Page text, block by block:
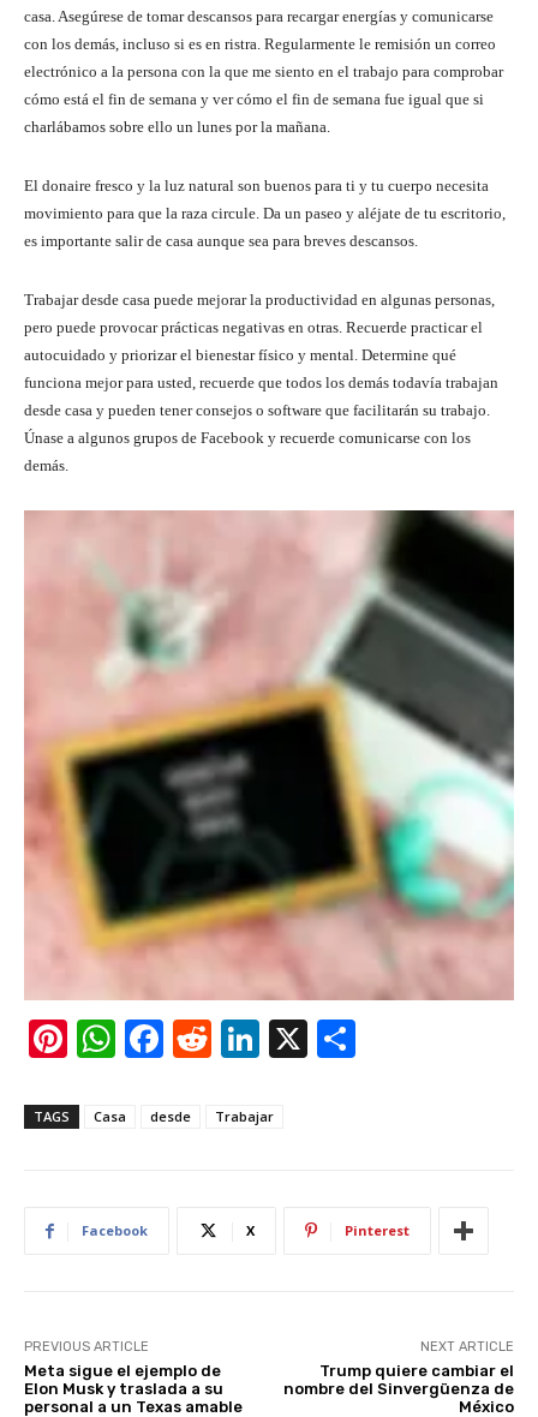
casa. Asegúrese de tomar descansos para recargar energías y comunicarse
con los demás, incluso si es en ristra. Regularmente le remisión un correo
electrónico a la persona con la que me siento en el trabajo para comprobar
cómo está el fin de semana y ver cómo el fin de semana fue igual que si
charlábamos sobre ello un lunes por la mañana.
El donaire fresco y la luz natural son buenos para ti y tu cuerpo necesita
movimiento para que la raza circule. Da un paseo y aléjate de tu escritorio,
es importante salir de casa aunque sea para breves descansos.
Trabajar desde casa puede mejorar la productividad en algunas personas,
pero puede provocar prácticas negativas en otras. Recuerde practicar el
autocuidado y priorizar el bienestar físico y mental. Determine qué
funciona mejor para usted, recuerde que todos los demás todavía trabajan
desde casa y pueden tener consejos o software que facilitarán su trabajo.
Únase a algunos grupos de Facebook y recuerde comunicarse con los
demás.
Pi
er
W
at
p
F
c
R
d
Li
k
X
TAGS Casa desde Trabajar
Facebook X Pinterest
PREVIOUS ARTICLE
Meta sigue el ejemplo de
Elon Musk y traslada a su
personal a un Texas amable
NEXT ARTICLE
Trump quiere cambiar el
nombre del Sinvergüenza de
México